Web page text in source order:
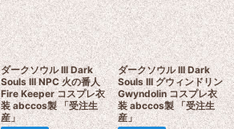
ダークソウル III Dark
Souls III NPC 火の番人
Fire Keeper コスプレ衣
装 abccos製 「受注生
産」
ダークソウル III Dark
Souls III グウィンドリン
Gwyndolin コスプレ衣
装 abccos製 「受注生
産」